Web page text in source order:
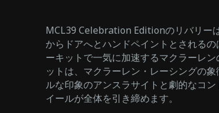
MCL39 Celebration Editionのリバリー
からドアへとハンドペイントとされる
ーキットで一気に加速するマクラーレ
ットは、マクラーレン・レーシングの
ルな印象のアンスラサイトと劇的なコ
イールが全体を引き締めます。